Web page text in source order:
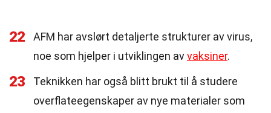
22
AFM har avslørt detaljerte strukturer av virus,
noe som hjelper i utviklingen avvaksiner.
23
Teknikken har også blitt brukt til å studere
overflateegenskaper av nye materialer som